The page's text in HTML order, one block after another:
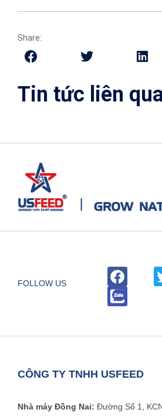
Share:
Tin tức liên
FOLLOW US
CÔNG TY TNHH USFEED
Nhà máy Đồng Nai: Đường Số 1,